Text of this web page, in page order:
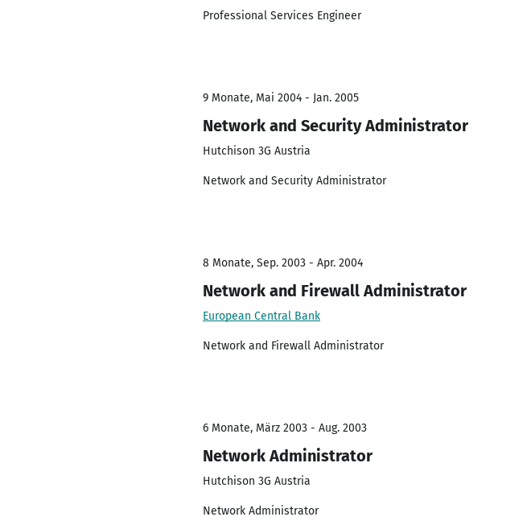
Professional Services Engineer
9 Monate, Mai 2004 - Jan. 2005
Network and Security Administrator
Hutchison 3G Austria
Network and Security Administrator
8 Monate, Sep. 2003 - Apr. 2004
Network and Firewall Administrator
European Central Bank
Network and Firewall Administrator
6 Monate, März 2003 - Aug. 2003
Network Administrator
Hutchison 3G Austria
Network Administrator